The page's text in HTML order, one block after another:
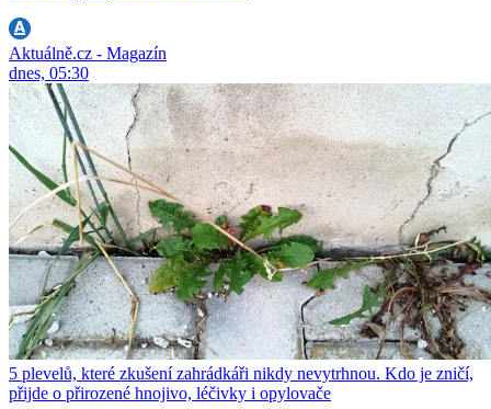
Aktuálně.cz - Magazín
dnes, 05:30
5 plevelů, které zkušení zahrádkáři nikdy nevytrhnou. Kdo je zničí,
přijde o přirozené hnojivo, léčivky i opylovače